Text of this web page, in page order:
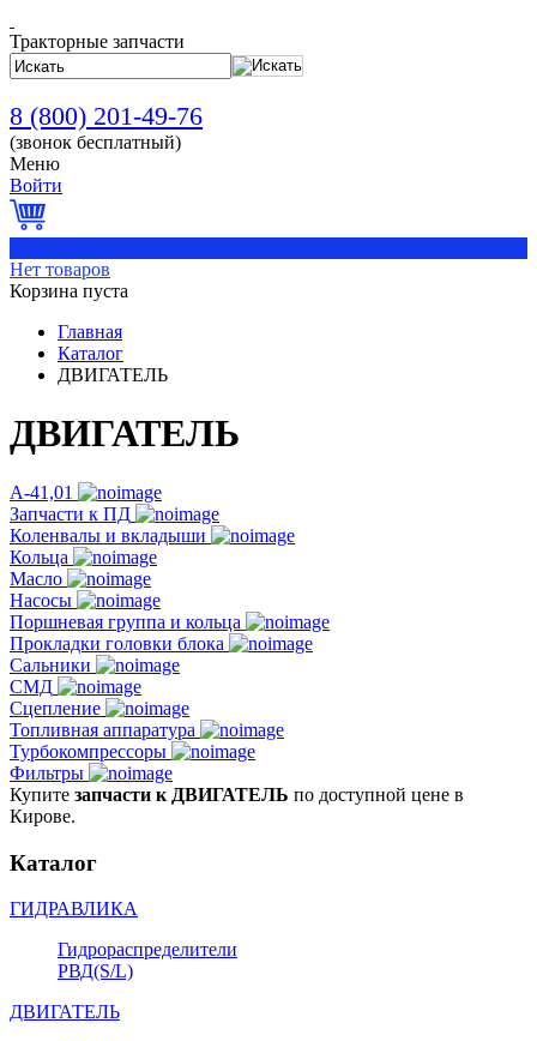
Тракторные запчасти
8 (800) 201-49-76
(звонок бесплатный)
Меню
Войти
Нет товаров
Корзина пуста
Главная
Каталог
ДВИГАТЕЛЬ
ДВИГАТЕЛЬ
А-41,01
Запчасти к ПД
Коленвалы и вкладыши
Кольца
Масло
Насосы
Поршневая группа и кольца
Прокладки головки блока
Сальники
СМД
Сцепление
Топливная аппаратура
Турбокомпрессоры
Фильтры
Купите запчасти к ДВИГАТЕЛЬ по доступной цене в
Кирове.
Каталог
ГИДРАВЛИКА
Гидрораспределители
РВД(S/L)
ДВИГАТЕЛЬ